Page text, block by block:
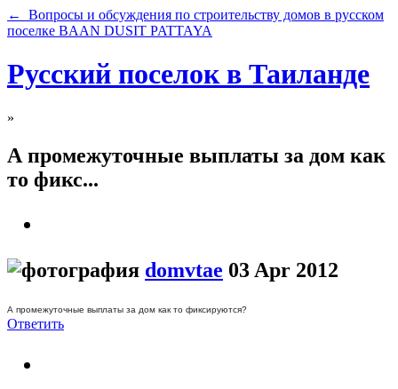
← Вопросы и обсуждения по строительству домов в русском
поселке BAAN DUSIT PATTAYA
Русский поселок в Таиланде
»
А промежуточные выплаты за дом как
то фикс...
domvtae 03 Apr 2012
А промежуточные выплаты за дом как то фиксируются?
Ответить